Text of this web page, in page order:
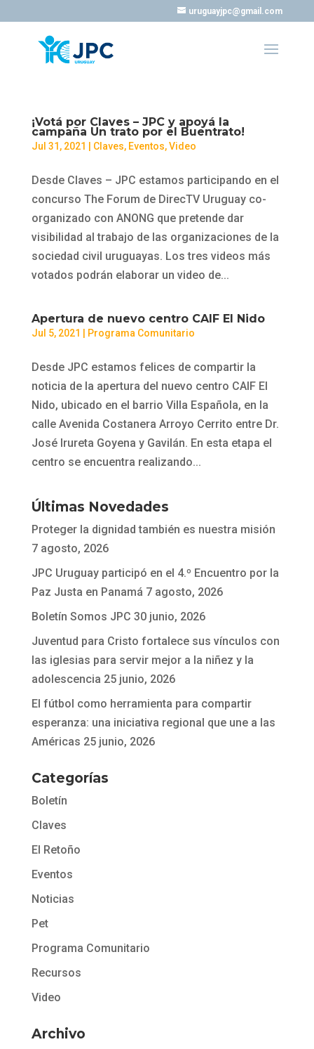
uruguayjpc@gmail.com
¡Votá por Claves – JPC y apoyá la
campaña Un trato por el Buentrato!
Jul 31, 2021 Claves, Eventos,Video
Desde Claves – JPC estamos participando en el
concurso The Forum de DirecTV Uruguay co-
organizado con ANONG que pretende dar
visibilidad al trabajo de las organizaciones de la
sociedad civil uruguayas. Los tres videos más
votados podrán elaborar un video de...
Apertura de nuevo centro CAIF El Nido
Jul 5, 2021 Programa Comunitario
Desde JPC estamos felices de compartir la
noticia de la apertura del nuevo centro CAIF El
Nido, ubicado en el barrio Villa Española, en la
calle Avenida Costanera Arroyo Cerrito entre Dr.
José Irureta Goyena y Gavilán. En esta etapa el
centro se encuentra realizando...
Últimas Novedades
Proteger la dignidad también es nuestra misión
7 agosto, 2026
JPC Uruguay participó en el 4.º Encuentro por la
Paz Justa en Panamá 7 agosto, 2026
Boletín Somos JPC 30 junio, 2026
Juventud para Cristo fortalece sus vínculos con
las iglesias para servir mejor a la niñez y la
adolescencia 25 junio, 2026
El fútbol como herramienta para compartir
esperanza: una iniciativa regional que une a las
Américas 25 junio, 2026
Categorías
Boletín
Claves
El Retoño
Eventos
Noticias
Pet
Programa Comunitario
Recursos
Video
Archivo